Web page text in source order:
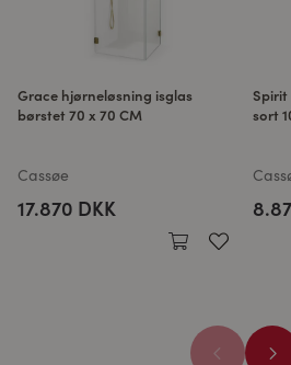
Grace hjørneløsning isglas
børstet 70 x 70 CM
Cassøe
17.870 DKK
Spirit
sort